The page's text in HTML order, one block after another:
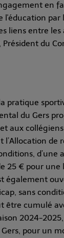
en
l'éducation par
liens entre
Président du
pratique
du Gers
aux
l’Allocation de
d’une
25 € pour
également
sans
être cumulé
2024-
Gers, pour un